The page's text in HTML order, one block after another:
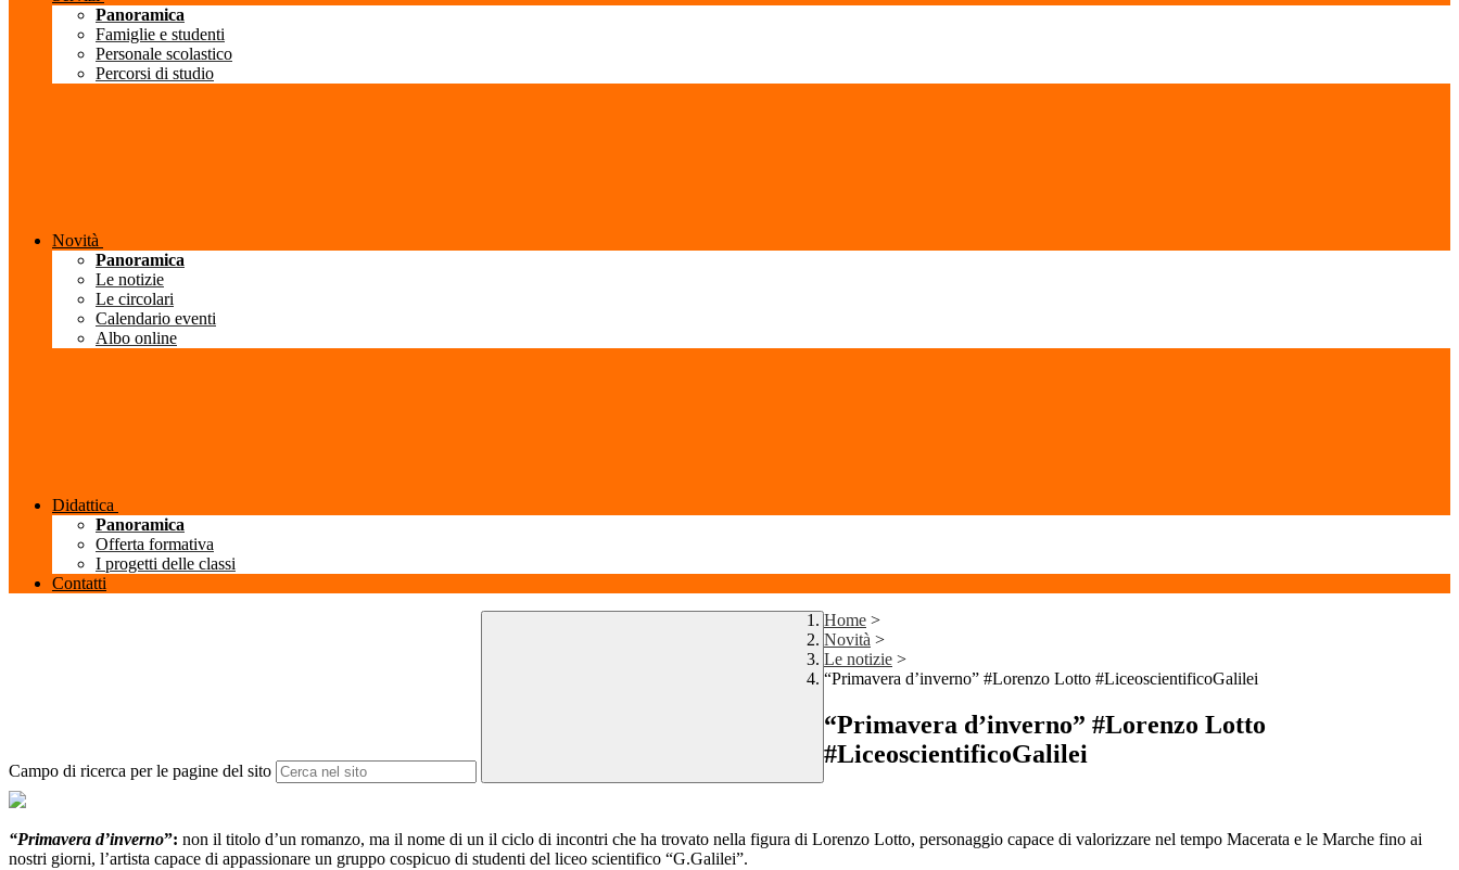
Panoramica
Famiglie e studenti
Personale scolastico
Percorsi di studio
Novità
Panoramica
Le notizie
Le circolari
Calendario eventi
Albo online
Didattica
Panoramica
Offerta formativa
I progetti delle classi
Contatti
Campo di ricerca per le pagine del sito
Home >
Novità >
Le notizie >
“Primavera d’inverno” #Lorenzo Lotto #LiceoscientificoGalilei
“Primavera d’inverno” #Lorenzo Lotto
#LiceoscientificoGalilei
“Primavera d’inverno”: non il titolo d’un romanzo, ma il nome di un il ciclo di incontri che ha trovato nella figura di Lorenzo Lotto, personaggio capace di valorizzare nel tempo Macerata e le Marche fino ai
nostri giorni, l’artista capace di appassionare un gruppo cospicuo di studenti del liceo scientifico “G.Galilei”.